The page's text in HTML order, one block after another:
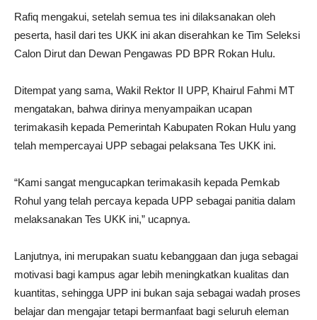
Rafiq mengakui, setelah semua tes ini dilaksanakan oleh
peserta, hasil dari tes UKK ini akan diserahkan ke Tim Seleksi
Calon Dirut dan Dewan Pengawas PD BPR Rokan Hulu.
Ditempat yang sama, Wakil Rektor II UPP, Khairul Fahmi MT
mengatakan, bahwa dirinya menyampaikan ucapan
terimakasih kepada Pemerintah Kabupaten Rokan Hulu yang
telah mempercayai UPP sebagai pelaksana Tes UKK ini.
“Kami sangat mengucapkan terimakasih kepada Pemkab
Rohul yang telah percaya kepada UPP sebagai panitia dalam
melaksanakan Tes UKK ini,” ucapnya.
Lanjutnya, ini merupakan suatu kebanggaan dan juga sebagai
motivasi bagi kampus agar lebih meningkatkan kualitas dan
kuantitas, sehingga UPP ini bukan saja sebagai wadah proses
belajar dan mengajar tetapi bermanfaat bagi seluruh eleman